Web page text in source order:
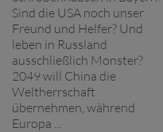
Sind die USA noch unser
Freund und Helfer? Und
leben in Russland
ausschließlich Monster?
2049 will China die
Weltherrschaft
übernehmen, während
Europa ...